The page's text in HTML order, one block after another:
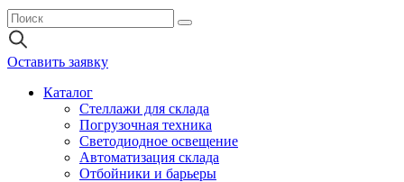
Оставить заявку
Каталог
Стеллажи для склада
Погрузочная техника
Светодиодное освещение
Автоматизация склада
Отбойники и барьеры